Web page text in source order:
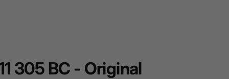
305 BC - Original